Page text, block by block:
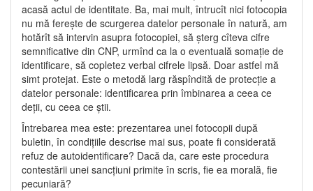
acasă actul de identitate. Ba, mai mult, întrucît nici fotocopia
nu mă fereşte de scurgerea datelor personale în natură, am
hotărît să intervin asupra fotocopiei, să şterg cîteva cifre
semnificative din CNP, urmînd ca la o eventuală somaţie de
identificare, să copletez verbal cifrele lipsă. Doar astfel mă
simt protejat. Este o metodă larg răspîndită de protecţie a
datelor personale: identificarea prin îmbinarea a ceea ce
deţii, cu ceea ce ştii.
Întrebarea mea este: prezentarea unei fotocopii după
buletin, în condiţiile descrise mai sus, poate fi considerată
refuz de autoidentificare? Dacă da, care este procedura
contestării unei sancţiuni primite în scris, fie ea morală, fie
pecuniară?